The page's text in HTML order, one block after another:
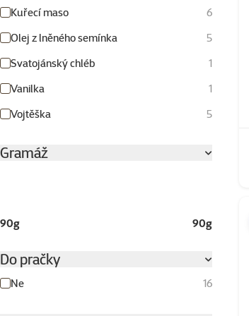
Kuřecí maso
6
Olej z lněného semínka
5
Svatojánský chléb
1
Vanilka
1
Vojtěška
5
Gramáž
90g 90g
Do pračky
Ne 16